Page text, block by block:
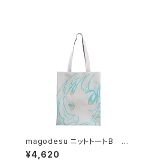
magodesu ニットトートB グ
レー
¥4,620